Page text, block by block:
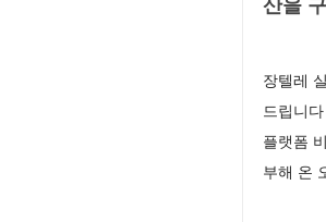
장텔레
드립니
플랫폼
부해 온